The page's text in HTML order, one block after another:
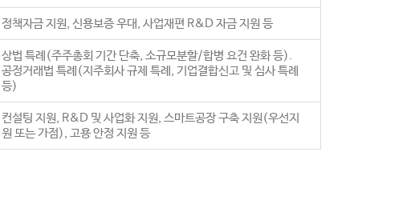
정책자금 지원, 신용보증 우대, 사업재편 R&D 자금 지원 등
상법 특례(주주총회 기간 단축, 소규모분할/합병 요건 완화 등).
공정거래법 특례(지주회사 규제 특례, 기업결합신고 및 심사 특례
등)
컨설팅 지원, R&D 및 사업화 지원, 스마트공장 구축 지원(우선지
원 또는 가점), 고용 안정 지원 등